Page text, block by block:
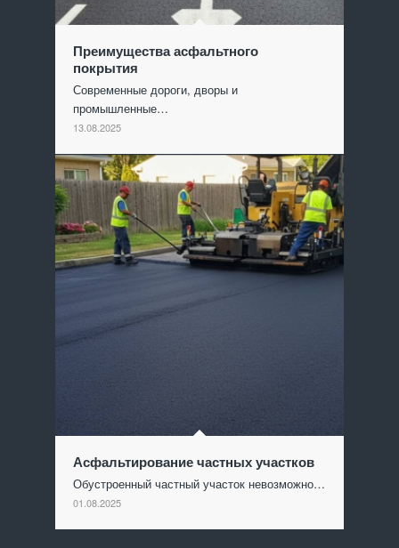
Преимущества асфальтного
покрытия
Современные дороги, дворы и
промышленные…
13.08.2025
Асфальтирование частных участков
Обустроенный частный участок невозможно…
01.08.2025